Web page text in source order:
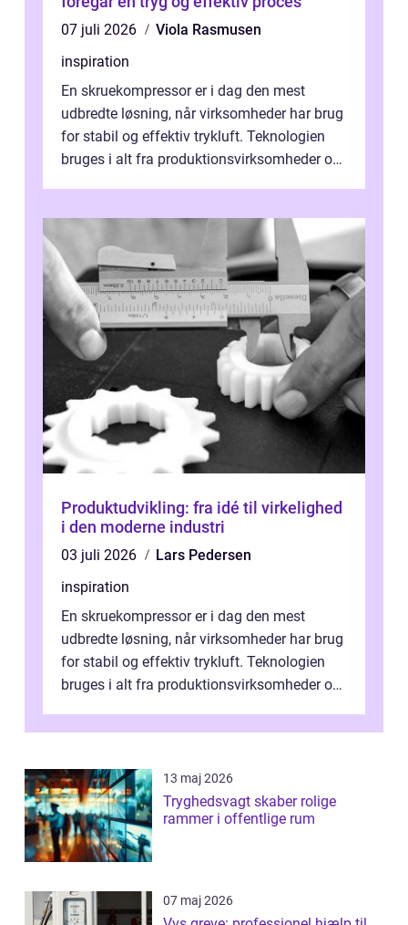
07 juli 2026
Viola Rasmusen
inspiration
En skruekompressor er i dag den mest
udbredte løsning, når virksomheder har brug
for stabil og effektiv trykluft. Teknologien
bruges i alt fra produktionsvirksomheder og
Produktudvikling: fra idé til virkelighed
i den moderne industri
03 juli 2026
Lars Pedersen
inspiration
En skruekompressor er i dag den mest
udbredte løsning, når virksomheder har brug
for stabil og effektiv trykluft. Teknologien
bruges i alt fra produktionsvirksomheder og
13 maj 2026
Tryghedsvagt skaber rolige
rammer i offentlige rum
07 maj 2026